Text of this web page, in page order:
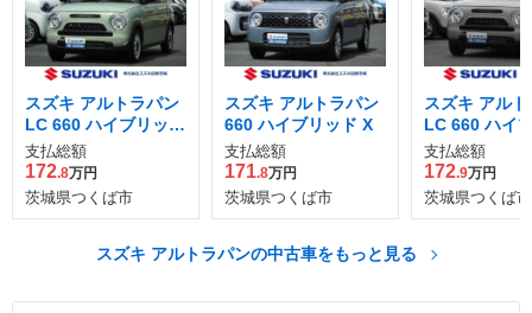
スズキ アルトラパン
LC 660 ハイブリッド
X
支払総額
172.8万円
茨城県つくば市
スズキ アルトラパン
660 ハイブリッド X
支払総額
171.8万円
茨城県つくば市
スズキ アル
LC 660 ハイ
X
支払総額
172.9万円
茨城県つくば市
スズキ アルトラパンの中古車をもっと見る